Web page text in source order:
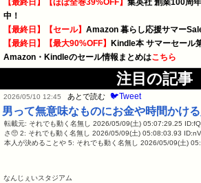
【最終日】【ほぼ全巻39%OFF】 集英社 創業100周
中！
【最終日】【セール】 Amazon 暮らし応援サマー
【最終日】【最大90%OFF】
Kindle本 サマーセール
Amazon・Kindleのセール情報まとめはこちら
注目の記事
2026/05/10 12:45 あとで読む 🐦Tweet
男って無意味なものにお金や時間かけ
転載元: それでも動く名無し 2026/05/09(土) 05:07:29.25
さ🥺 2: それでも動く名無し 2026/05/09(土) 05:08:03.93
本人が決めることや 5: それでも動く名無し 2026/05/09(土)
なんじぇいスタジアム